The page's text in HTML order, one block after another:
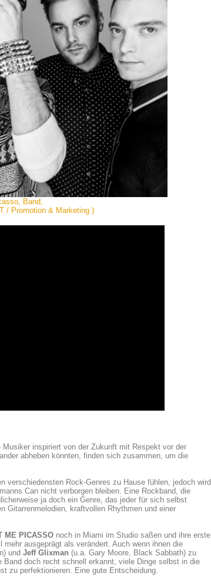
Band,
/ Promotion & Marketing )
inspiriert von der Zukunft mit Respekt vor der
abheben könnten, finden sich zusammen, um die
verschiedensten Rock-Genres zu Hause fühlen, jedoch wird
Can nicht verborgen bleiben. Eine Rockband, die
ja doch ein Genre, das jeder für sich selbst
Gitarrenmelodien, kraftvollen Rhythmen und einer
ME PICASSO noch in Miami im Studio saßen und ihre erste
ausgeprägt als verändert. Auch wenn ihnen die
und Jeff Glixman (u.a. Gary Moore, Black Sabbath) zu
doch recht schnell erkannt, viele Dinge selbst in die
zu perfektionieren. Eine gute Entscheidung.